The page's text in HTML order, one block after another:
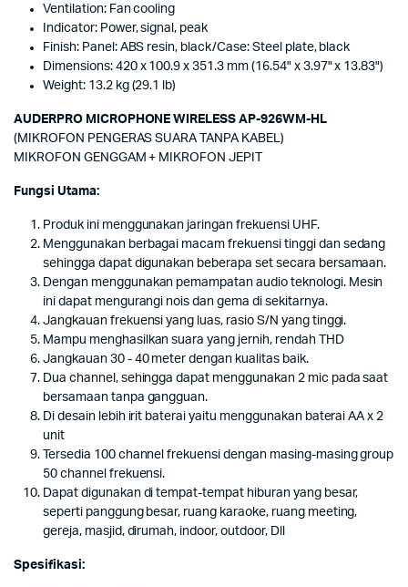
Ventilation: Fan cooling
Indicator: Power, signal, peak
Finish: Panel: ABS resin, black/Case: Steel plate, black
Dimensions: 420 x 100.9 x 351.3 mm (16.54" x 3.97" x 13.83")
Weight: 13.2 kg (29.1 lb)
AUDERPRO MICROPHONE WIRELESS AP-926WM-HL
(MIKROFON PENGERAS SUARA TANPA KABEL)
MIKROFON GENGGAM + MIKROFON JEPIT
Fungsi Utama:
Produk ini menggunakan jaringan frekuensi UHF.
Menggunakan berbagai macam frekuensi tinggi dan sedang
sehingga dapat digunakan beberapa set secara bersamaan.
Dengan menggunakan pemampatan audio teknologi. Mesin
ini dapat mengurangi nois dan gema di sekitarnya.
Jangkauan frekuensi yang luas, rasio S/N yang tinggi.
Mampu menghasilkan suara yang jernih, rendah THD
Jangkauan 30 - 40 meter dengan kualitas baik.
Dua channel, sehingga dapat menggunakan 2 mic pada saat
bersamaan tanpa gangguan.
Di desain lebih irit baterai yaitu menggunakan baterai AA x 2
unit
Tersedia 100 channel frekuensi dengan masing-masing group
50 channel frekuensi.
Dapat digunakan di tempat-tempat hiburan yang besar,
seperti panggung besar, ruang karaoke, ruang meeting,
gereja, masjid, dirumah, indoor, outdoor, Dll
Spesifikasi: